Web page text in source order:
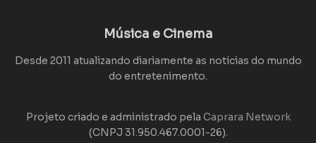
Música e Cinema
Desde 2011 atualizando diariamente as notícias do mundo
do entretenimento.
Projeto criado e administrado pela Caprara Network
(CNPJ 31.950.467.0001-26).